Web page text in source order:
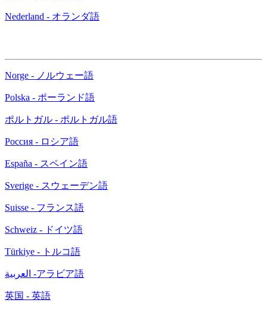
Nederland - オランダ語
Norge - ノルウェー語
Polska - ポーランド語
ポルトガル - ポルトガル語
Россия - ロシア語
España - スペイン語
Sverige - スウェーデン語
Suisse - フランス語
Schweiz - ドイツ語
Türkiye - トルコ語
العربية -アラビア語
英国 - 英語